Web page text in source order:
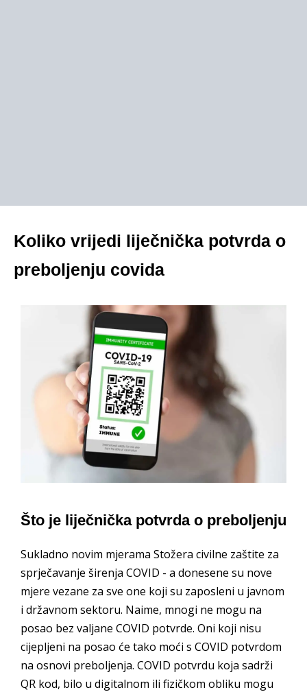
Koliko vrijedi liječnička potvrda o
preboljenju covida
Što je liječnička potvrda o preboljenju
Sukladno novim mjerama Stožera civilne zaštite za
sprječavanje širenja COVID - a donesene su nove
mjere vezane za sve one koji su zaposleni u javnom
i državnom sektoru. Naime, mnogi ne mogu na
posao bez valjane COVID potvrde. Oni koji nisu
cijepljeni na posao će tako moći s COVID potvrdom
na osnovi preboljenja. COVID potvrdu koja sadrži
QR kod, bilo u digitalnom ili fizičkom obliku mogu